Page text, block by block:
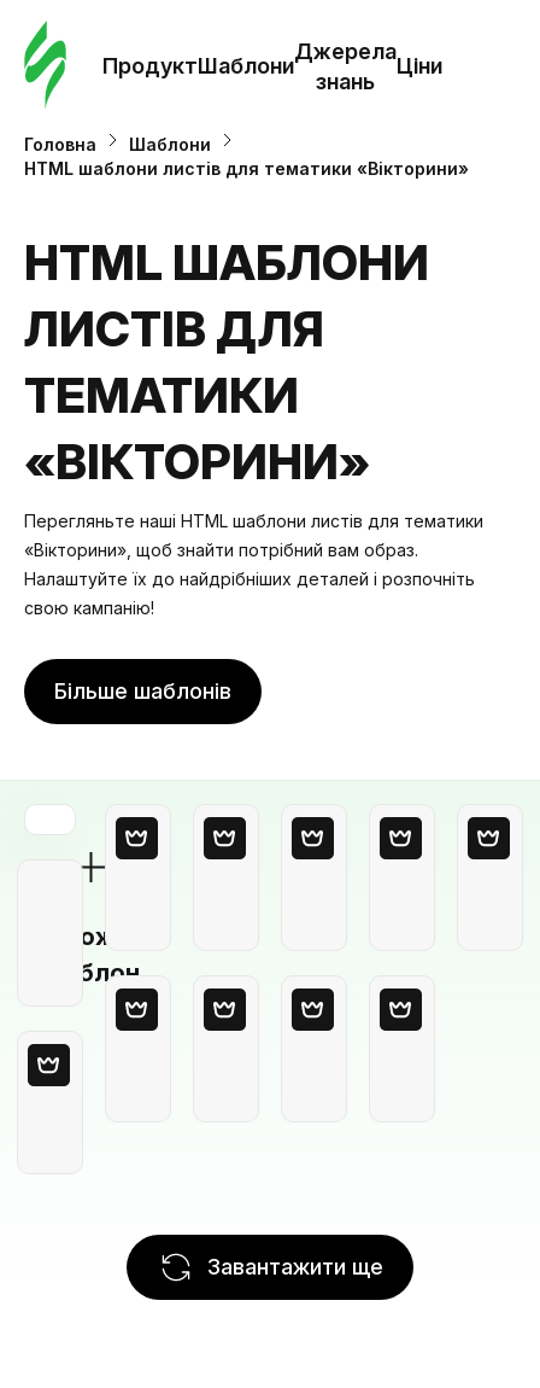
ПродуктШаблони
Джерела
знань
Ціни
Головна
Шаблони
HTML шаблони листів для тематики «Вікторини»
HTML ШАБЛОНИ
ЛИСТІВ ДЛЯ
ТЕМАТИКИ
«ВІКТОРИНИ»
Перегляньте наші HTML шаблони листів для тематики
«Вікторини», щоб знайти потрібний вам образ.
Налаштуйте їх до найдрібніших деталей і розпочніть
свою кампанію!
Більше шаблонів
Порожній
шаблон
Завантажити ще